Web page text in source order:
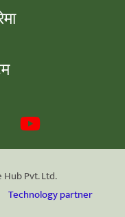
Pvt. Ltd.
Technology partner